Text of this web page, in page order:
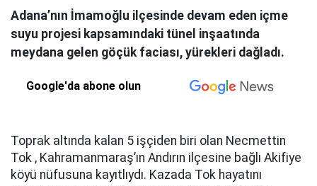
Adana’nın İmamoğlu ilçesinde devam eden içme
suyu projesi kapsamındaki tünel inşaatında
meydana gelen göçük faciası, yürekleri dağladı.
Google'da abone olun
Toprak altında kalan 5 işçiden biri olan Necmettin
Tok , Kahramanmaraş’ın Andırın ilçesine bağlı Akifiye
köyü nüfusuna kayıtlıydı. Kazada Tok hayatını